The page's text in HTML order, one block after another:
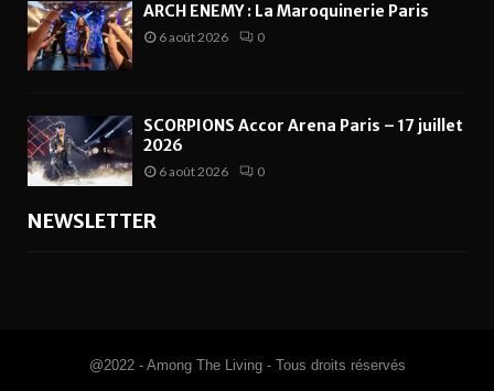
ARCH ENEMY : La Maroquinerie Paris
6 août 2026 0
SCORPIONS Accor Arena Paris – 17 juillet
2026
6 août 2026 0
NEWSLETTER
@2022 - Among The Living - Tous droits réservés